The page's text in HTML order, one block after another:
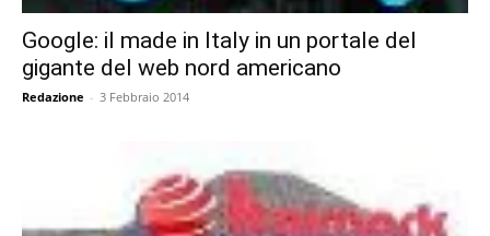
Google: il made in Italy in un portale del
gigante del web nord americano
Redazione - 3 Febbraio 2014